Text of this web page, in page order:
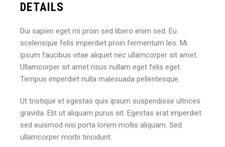
DETAILS
Dui sapien eget mi proin sed libero enim sed. Eu
scelerisque felis imperdiet proin fermentum leo. Mi
ipsum faucibus vitae aliquet nec ullamcorper sit amet.
Ullamcorper sit amet risus nullam eget felis eget.
Tempus imperdiet nulla malesuada pellentesque.
Ut tristique et egestas quis ipsum suspendisse ultrices
gravida. Elit ut aliquam purus sit. Egestas erat imperdiet
sed euismod nisi porta lorem mollis aliquam. Sed
ullamcorper morbi tincidunt.